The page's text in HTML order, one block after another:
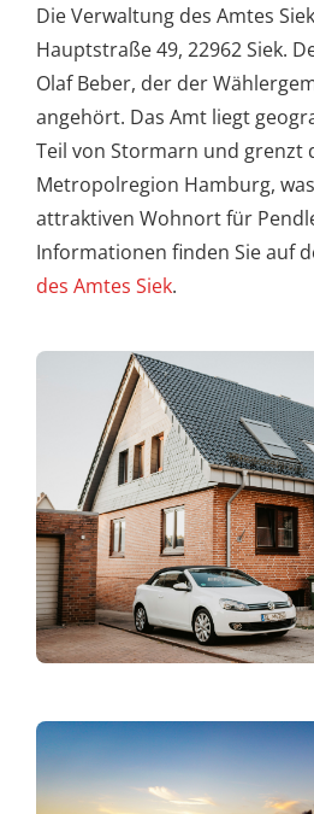
Die Verwaltung des Amtes
Hauptstraße 49, 22962 Siek.
Olaf Beber, der der
angehört. Das Amt liegt
Teil von Stormarn und grenzt
Metropolregion Hamburg,
attraktiven Wohnort für
Informationen finden Sie auf
des Amtes Siek.